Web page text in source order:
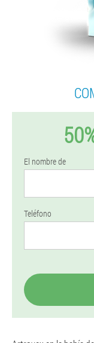
El nombre de
Teléfono